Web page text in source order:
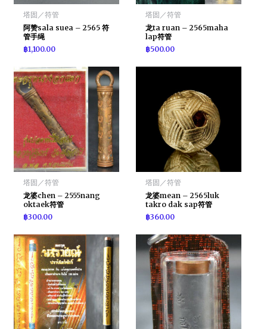
塔固／符管
阿赞sala suea – 2565 符
管手绳
฿1,100.00
塔固／符管
龙ta ruan – 2565maha
lap符管
฿500.00
塔固／符管
龙婆chen – 2555nang
oktaek符管
฿300.00
塔固／符管
龙婆mean – 2565luk
takro dak sap符管
฿360.00